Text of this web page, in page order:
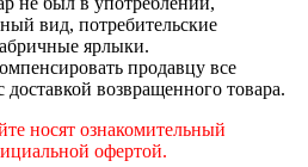
вид, потребительские
ярлыки.
продавцу все
доставкой возвращенного товара.
носят ознакомительный
офертой.